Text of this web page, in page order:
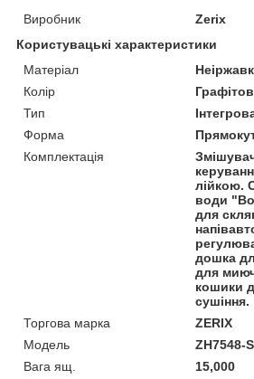
Виробник
Zerix
Користувацькі характеристики
Матеріал
Колір
Тип
Форма
Комплектація
лійкою.
води
для
дошка
для
кошики
сушіння.
Торгова марка
ZERIX
Мoдель
ZH7548-
Вага ящ.
15,000